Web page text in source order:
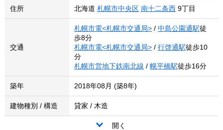
住所 北海道 札幌市中央区 南十二条西 9丁目
交通
札幌市電<札幌市交通局> / 中島公園通駅徒
歩8分
札幌市電<札幌市交通局> / 行啓通駅徒歩10
分
札幌市営地下鉄南北線 / 幌平橋駅徒歩16分
築年 2018年08月 (築8年)
建物種別 / 構造 貸家 / 木造
開く